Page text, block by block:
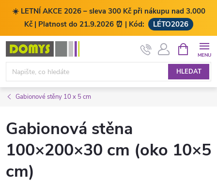
☀️ LETNÍ AKCE 2026 – sleva 300 Kč při nákupu nad 3.000
Kč | Platnost do 21.9.2026 ⏰ | Kód:
LÉTO2026
Přejít
obsah
HLEDAT
NÁKUPNÍ
KOŠÍK
Gabionové stěny 10 x 5 cm
Gabionová stěna
100×200×30 cm (oko 10×5
cm)